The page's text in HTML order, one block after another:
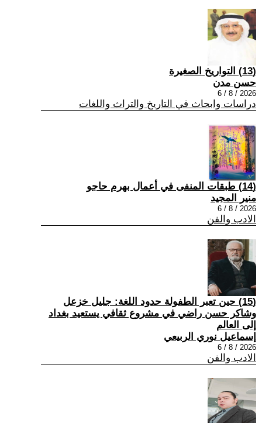
(13) التواريخ الصغيرة
حسن مدن
2026 / 8 / 6
دراسات وابحاث في التاريخ والتراث واللغات
(14) طبقات المنفى في أعمال بهرم حاجو
منير المجيد
2026 / 8 / 6
الادب والفن
(15) حين تعبر الطفولة حدود اللغة: جليل خزعل
وشاكر حسن راضي في مشروع ثقافي يستعيد بغداد
إلى العالم
إسماعيل نوري الربيعي
2026 / 8 / 6
الادب والفن